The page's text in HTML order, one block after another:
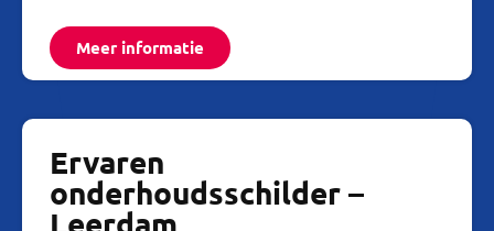
Meer informatie
Ervaren
onderhoudsschilder –
Leerdam